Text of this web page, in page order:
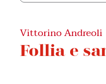
Vittorino Andreoli
Follia e